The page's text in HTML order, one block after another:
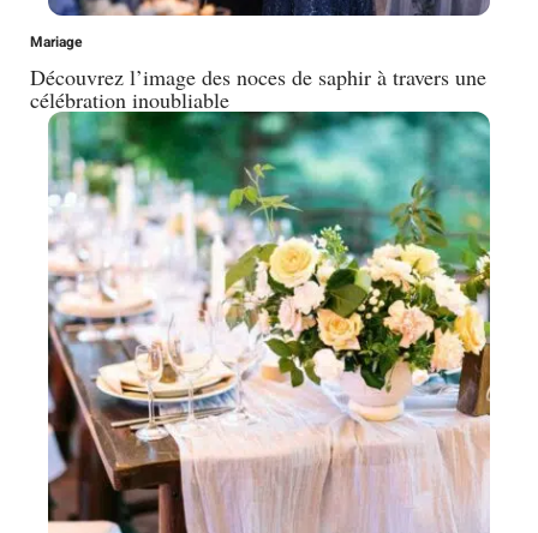
Mariage
Découvrez l’image des noces de saphir à travers une
célébration inoubliable